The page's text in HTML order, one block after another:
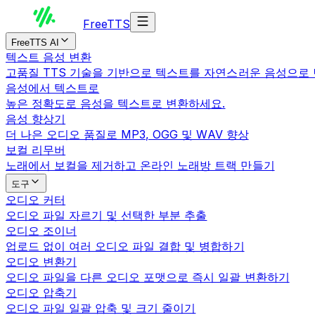
FreeTTS
FreeTTS AI
텍스트 음성 변환
고품질 TTS 기술을 기반으로 텍스트를 자연스러운 음성으로
음성에서 텍스트로
높은 정확도로 음성을 텍스트로 변환하세요.
음성 향상기
더 나은 오디오 품질로 MP3, OGG 및 WAV 향상
보컬 리무버
노래에서 보컬을 제거하고 온라인 노래방 트랙 만들기
도구
오디오 커터
오디오 파일 자르기 및 선택한 부분 추출
오디오 조이너
업로드 없이 여러 오디오 파일 결합 및 병합하기
오디오 변환기
오디오 파일을 다른 오디오 포맷으로 즉시 일괄 변환하기
오디오 압축기
오디오 파일 일괄 압축 및 크기 줄이기